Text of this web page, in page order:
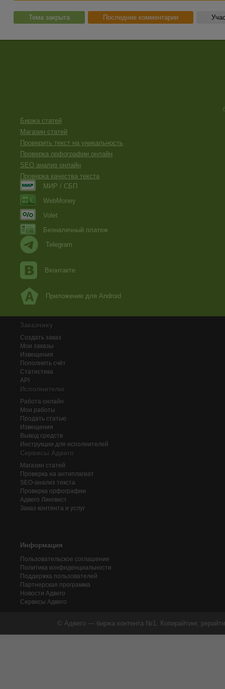
Тема закрыта Последние комментарии
Биржа статей
Магазин статей
Проверить текст на уникальность
Проверка орфографии онлайн
SEO анализ онлайн
Проверка качества текста
МИР / СБП
WebMoney
Volet
Безналичный платеж
Telegram
Вконтакте
Приложение для Android
Заказчику
Создать заказ
Мои заказы
Извещения
Пополнить счёт
Статистика
API
Исполнителю
Работа онлайн
Мои работы
Продать статью
Извещения
Вывод средств
Инструкции для исполнителей
Сервисы Адвего
Магазин статей
Проверка на антиплагиат
SEO-анализ текста
Проверка орфографии
Адвего Лингвист
Заказ контента и услуг
Информация
Пользовательское соглашение
Политика конфиденциальности
Поддержка пользователей
Партнерская программа
Новости Адвего
Сервисы Адвего
© Адвего — биржа контента №1. Копирайтинг,